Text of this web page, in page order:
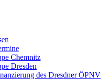
Chemnitz
Dresden
des Dresdner ÖPNV